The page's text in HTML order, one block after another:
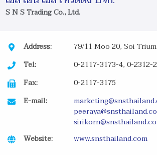
S N S Trading Co., Ltd.
Address:
79/11 Moo 20, Soi
Tel:
0-2117-3173-4, 0-2312-
Fax:
0-2117-3175
E-mail:
Website:
www.snsthailand.com